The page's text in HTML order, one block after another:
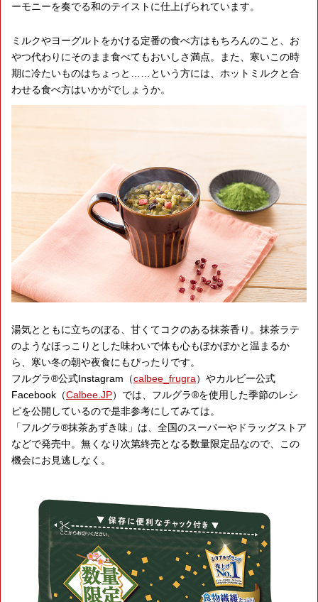
ーモニーを奏でる和のテイストに仕上げられています。
ミルクやヨーグルトをかける定番の食べ方はもちろんのこと、お
やつ代わりにそのまま食べてもおいしさ満点。また、寒いこの時
期に冷たいものはちょっと……という方には、ホットミルクと合
わせる食べ方はいかがでしょうか。
湯気とともに立ちのぼる、甘くてコクのある抹茶香り。抹茶ラテ
のようなほっこりとした味わいで体も心もぽかぽかと温まるか
ら、寒い冬の朝や夜食にもぴったりです。
フルグラ®公式Instagram（calbee_frugra）やカルビー公式
Facebook（Calbee.JP）では、フルグラ®を使用した季節のレシ
ピを公開しているので是非参考にしてみては。
「フルグラ®抹茶あずき味」は、全国のスーパーやドラッグストア
などで発売中。無くなり次第終売となる数量限定品なので、この
機会にお見逃しなく。